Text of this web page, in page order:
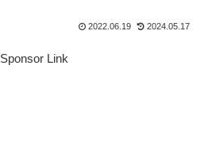
2022.06.19 2024.05.17
Sponsor Link